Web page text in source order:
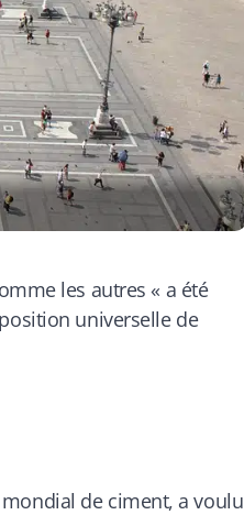
les autres « a été
universelle de
de ciment, a voulu